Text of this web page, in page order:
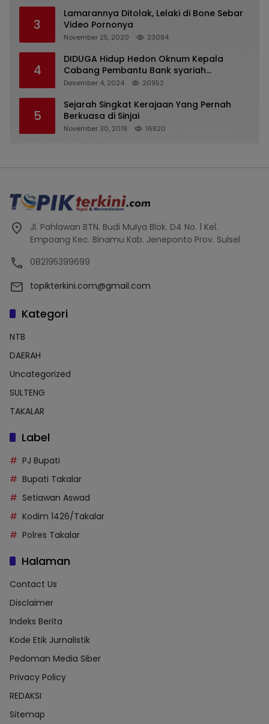
3
Lamarannya Ditolak, Lelaki di Bone Sebar
Video Pornonya
November 25, 2020 23084
4
DIDUGA Hidup Hedon Oknum Kepala
Cabang Pembantu Bank syariah
Indonesia Unit Hasan Basri di Banjarmasin
Milyaran Rupiah dan Bilyet Giro Tidak
Terdaftar, OJK Kalsel : Bertemu Tanggal 11
Desember 4, 2024 20952
5
Sejarah Singkat Kerajaan Yang Pernah
Berkuasa di Sinjai
November 30, 2019 16820
Jl. Pahlawan BTN. Budi Mulya Blok. D4 No. 1 Kel.
Empoang Kec. Binamu Kab. Jeneponto Prov. Sulsel
082195399699
topikterkini.com@gmail.com
Kategori
NTB
DAERAH
Uncategorized
SULTENG
TAKALAR
Label
PJ Bupati
Bupati Takalar
Setiawan Aswad
Kodim 1426/Takalar
Polres Takalar
Halaman
Contact Us
Disclaimer
Indeks Berita
Kode Etik Jurnalistik
Pedoman Media Siber
Privacy Policy
REDAKSI
Sitemap